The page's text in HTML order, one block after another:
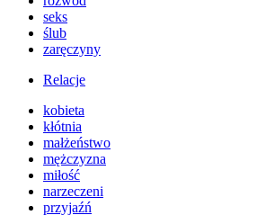
seks
ślub
zaręczyny
Relacje
kobieta
kłótnia
małżeństwo
mężczyzna
miłość
narzeczeni
przyjaźń